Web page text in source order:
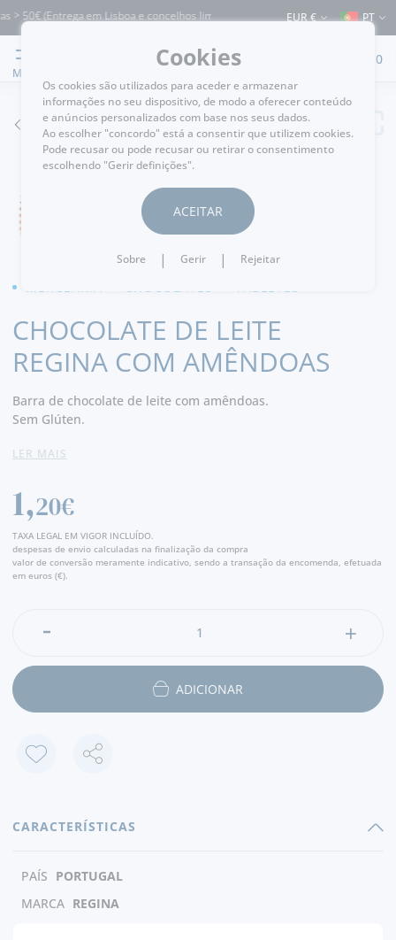
50€ (Entrega em Lisboa e concelhos limítrofes) ⚠️ Envios para Portugal e para
EUR € PT
MENU
0
VOLTAR
CHOCOLATE DE LEITE
REGINA COM AMÊNDOAS
Barra de chocolate de leite com amêndoas.
Sem Glúten.
Peso:24 Gramas
LER MAIS
1,20€
TAXA LEGAL EM VIGOR INCLUÍDO.
despesas de envio calculadas na finalização da compra
valor de conversão meramente indicativo, sendo a transação da encomenda, efetuada
em euros (€).
ADICIONAR
CARACTERÍSTICAS
PAÍS PORTUGAL
MARCA REGINA
Cookies
Os cookies são utilizados para aceder e armazenar
informações no seu dispositivo, de modo a oferecer conteúdo
e anúncios personalizados com base nos seus dados.
Ao escolher "concordo" está a consentir que utilizem cookies.
Pode recusar ou pode recusar ou retirar o consentimento
escolhendo "Gerir definições".
ACEITAR
Sobre | Gerir | Rejeitar